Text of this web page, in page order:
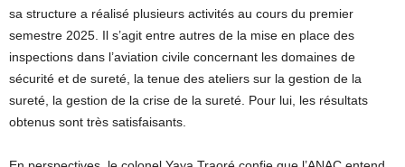
sa structure a réalisé plusieurs activités au cours du premier
semestre 2025. Il s’agit entre autres de la mise en place des
inspections dans l’aviation civile concernant les domaines de
sécurité et de sureté, la tenue des ateliers sur la gestion de la
sureté, la gestion de la crise de la sureté. Pour lui, les résultats
obtenus sont très satisfaisants.